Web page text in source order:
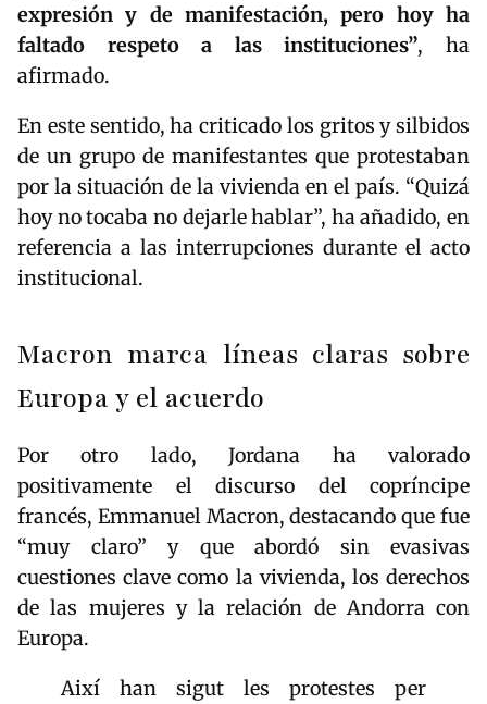
expresión y de manifestación, pero hoy ha
faltado respeto a las instituciones”, ha
afirmado.
En este sentido, ha criticado los gritos y silbidos
de un grupo de manifestantes que protestaban
por la situación de la vivienda en el país. “Quizá
hoy no tocaba no dejarle hablar”, ha añadido, en
referencia a las interrupciones durante el acto
institucional.
Macron marca líneas claras sobre
Europa y el acuerdo
Por otro lado, Jordana ha valorado
positivamente el discurso del copríncipe
francés, Emmanuel Macron, destacando que fue
“muy claro” y que abordó sin evasivas
cuestiones clave como la vivienda, los derechos
de las mujeres y la relación de Andorra con
Europa.
Així han sigut les protestes per